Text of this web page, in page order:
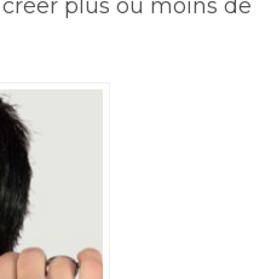
plus ou moins de